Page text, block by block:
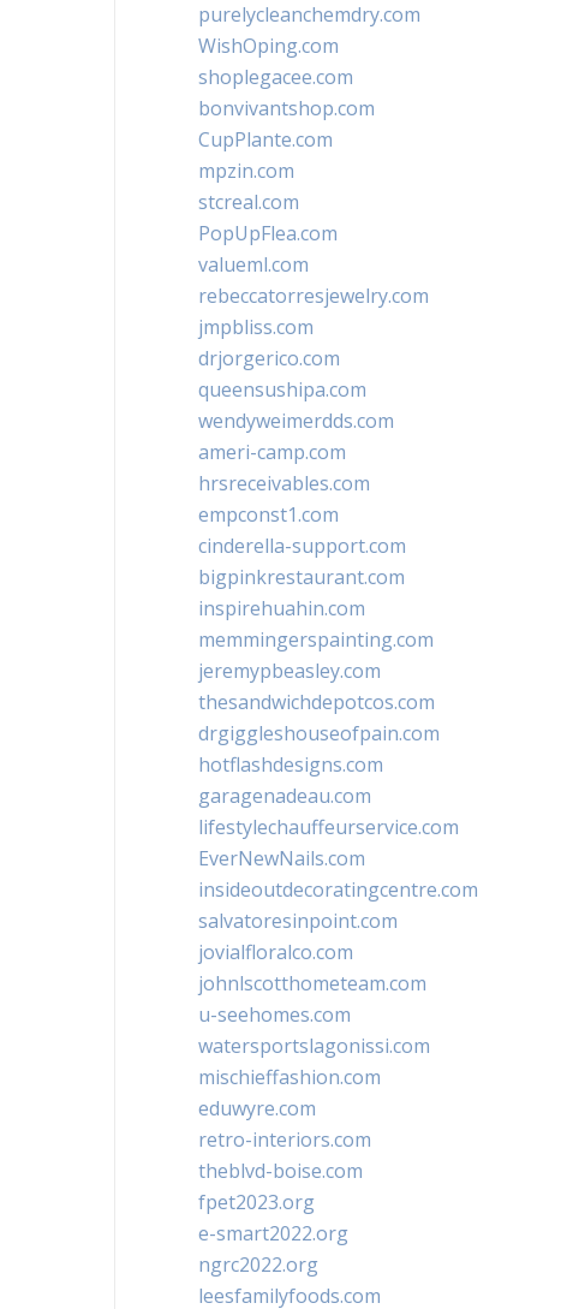
purelycleanchemdry.com
WishOping.com
shoplegacee.com
bonvivantshop.com
CupPlante.com
mpzin.com
stcreal.com
PopUpFlea.com
valueml.com
rebeccatorresjewelry.com
jmpbliss.com
drjorgerico.com
queensushipa.com
wendyweimerdds.com
ameri-camp.com
hrsreceivables.com
empconst1.com
cinderella-support.com
bigpinkrestaurant.com
inspirehuahin.com
memmingerspainting.com
jeremypbeasley.com
thesandwichdepotcos.com
drgiggleshouseofpain.com
hotflashdesigns.com
garagenadeau.com
lifestylechauffeurservice.com
EverNewNails.com
insideoutdecoratingcentre.com
salvatoresinpoint.com
jovialfloralco.com
johnlscotthometeam.com
u-seehomes.com
watersportslagonissi.com
mischieffashion.com
eduwyre.com
retro-interiors.com
theblvd-boise.com
fpet2023.org
e-smart2022.org
ngrc2022.org
leesfamilyfoods.com